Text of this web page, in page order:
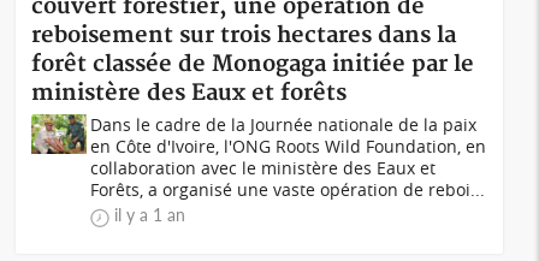
couvert forestier, une opération de
reboisement sur trois hectares dans la
forêt classée de Monogaga initiée par le
ministère des Eaux et forêts
Dans le cadre de la Journée nationale de la paix
en Côte d'Ivoire, l'ONG Roots Wild Foundation, en
collaboration avec le ministère des Eaux et
Forêts, a organisé une vaste opération de reboi...
il y a 1 an